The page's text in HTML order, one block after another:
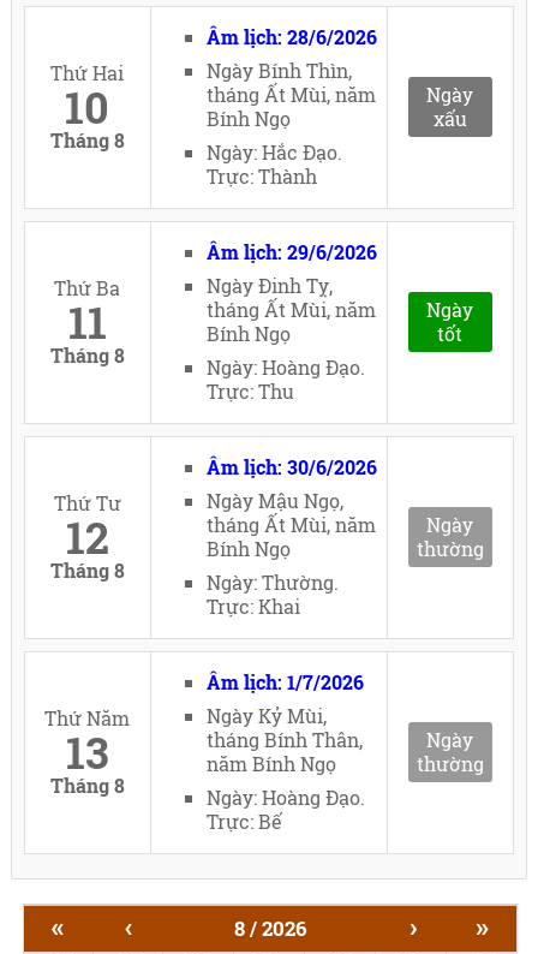
Thứ Hai
10
Tháng 8
Âm lịch: 28/6/2026
Ngày Bính Thìn,
tháng Ất Mùi, năm
Bính Ngọ
Ngày: Hắc Đạo.
Trực: Thành
Ngày
xấu
Thứ Ba
11
Tháng 8
Âm lịch: 29/6/2026
Ngày Đinh Tỵ,
tháng Ất Mùi, năm
Bính Ngọ
Ngày: Hoàng Đạo.
Trực: Thu
Ngày
tốt
Thứ Tư
12
Tháng 8
Âm lịch: 30/6/2026
Ngày Mậu Ngọ,
tháng Ất Mùi, năm
Bính Ngọ
Ngày: Thường.
Trực: Khai
Ngày
thường
Thứ Năm
13
Tháng 8
Âm lịch: 1/7/2026
Ngày Kỷ Mùi,
tháng Bính Thân,
năm Bính Ngọ
Ngày: Hoàng Đạo.
Trực: Bế
Ngày
thường
« ‹ 8 / 2026 › »